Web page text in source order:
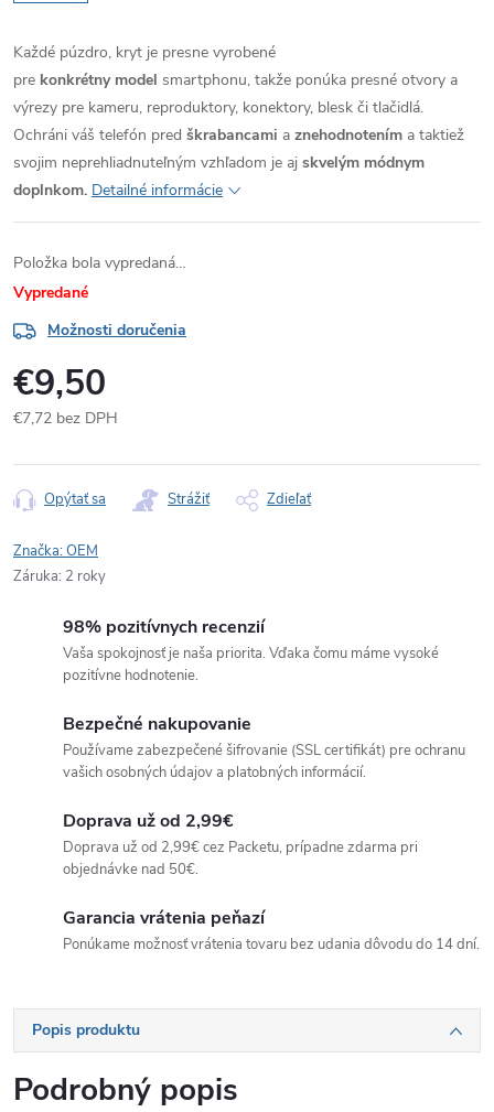
Každé púzdro, kryt je presne vyrobené
pre konkrétny model smartphonu, takže ponúka presné otvory a
výrezy pre kameru, reproduktory, konektory, blesk či tlačidlá.
Ochráni váš telefón pred škrabancami a znehodnotením a taktiež
svojim neprehliadnuteľným vzhľadom je aj skvelým módnym
doplnkom. Detailné informácie
Položka bola vypredaná…
Vypredané
Možnosti doručenia
€9,50
€7,72 bez DPH
cena:
Opýtať sa Strážiť Zdieľať
Značka:OEM
Záruka: 2 roky
98% pozitívnych recenzií
Vaša spokojnosť je naša priorita. Vďaka čomu máme vysoké
pozitívne hodnotenie.
Bezpečné nakupovanie
Používame zabezpečené šifrovanie (SSL certifikát) pre ochranu
vašich osobných údajov a platobných informácií.
Doprava už od 2,99€
Doprava už od 2,99€ cez Packetu, prípadne zdarma pri
objednávke nad 50€.
Garancia vrátenia peňazí
Ponúkame možnosť vrátenia tovaru bez udania dôvodu do 14 dní.
Popis produktu
Podrobný popis